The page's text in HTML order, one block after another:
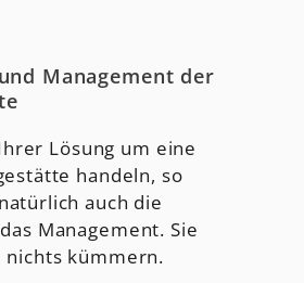
Management der
Lösung um eine
handeln, so
auch die
Management. Sie
nichts kümmern.